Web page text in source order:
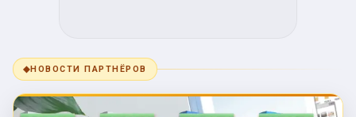
◆НОВОСТИ ПАРТНЁРОВ